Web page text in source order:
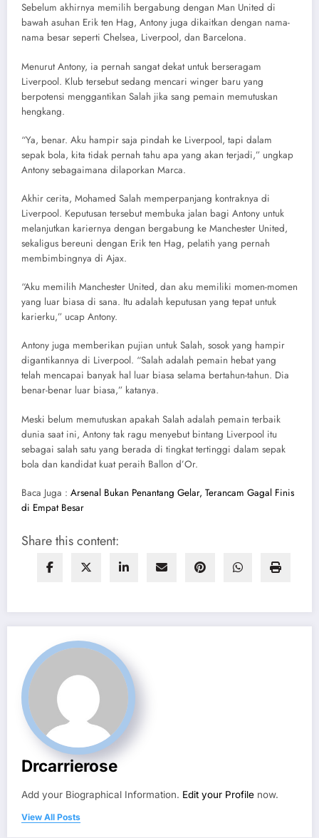
Sebelum akhirnya memilih bergabung dengan Man United di
bawah asuhan Erik ten Hag, Antony juga dikaitkan dengan nama-
nama besar seperti Chelsea, Liverpool, dan Barcelona.
Menurut Antony, ia pernah sangat dekat untuk berseragam
Liverpool. Klub tersebut sedang mencari winger baru yang
berpotensi menggantikan Salah jika sang pemain memutuskan
hengkang.
“Ya, benar. Aku hampir saja pindah ke Liverpool, tapi dalam
sepak bola, kita tidak pernah tahu apa yang akan terjadi,” ungkap
Antony sebagaimana dilaporkan Marca.
Akhir cerita, Mohamed Salah memperpanjang kontraknya di
Liverpool. Keputusan tersebut membuka jalan bagi Antony untuk
melanjutkan kariernya dengan bergabung ke Manchester United,
sekaligus bereuni dengan Erik ten Hag, pelatih yang pernah
membimbingnya di Ajax.
“Aku memilih Manchester United, dan aku memiliki momen-momen
yang luar biasa di sana. Itu adalah keputusan yang tepat untuk
karierku,” ucap Antony.
Antony juga memberikan pujian untuk Salah, sosok yang hampir
digantikannya di Liverpool. “Salah adalah pemain hebat yang
telah mencapai banyak hal luar biasa selama bertahun-tahun. Dia
benar-benar luar biasa,” katanya.
Meski belum memutuskan apakah Salah adalah pemain terbaik
dunia saat ini, Antony tak ragu menyebut bintang Liverpool itu
sebagai salah satu yang berada di tingkat tertinggi dalam sepak
bola dan kandidat kuat peraih Ballon d’Or.
Baca Juga : Arsenal Bukan Penantang Gelar, Terancam Gagal Finis
di Empat Besar
Share this content:
Drcarrierose
Add your Biographical Information. Edit your Profile now.
View All Posts